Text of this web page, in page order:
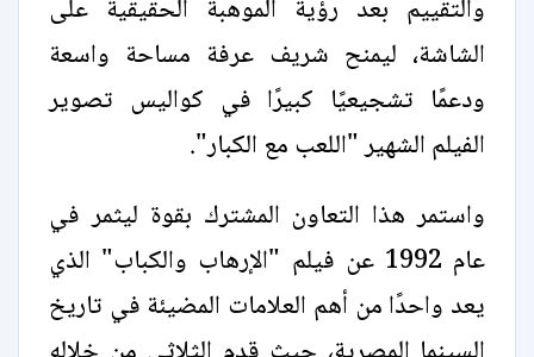
والتقييم بعد رؤية الموهبة الحقيقية على
الشاشة، ليمنح شريف عرفة مساحة واسعة
ودعمًا تشجيعيًا كبيرًا في كواليس تصوير
الفيلم الشهير "اللعب مع الكبار".
واستمر هذا التعاون المشترك بقوة ليثمر في
عام 1992 عن فيلم "الإرهاب والكباب" الذي
يعد واحدًا من أهم العلامات المضيئة في تاريخ